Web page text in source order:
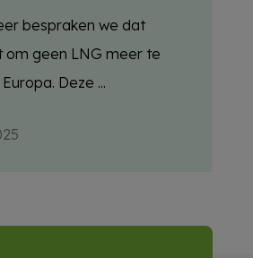
bespraken we dat
om geen LNG meer te
Deze ...